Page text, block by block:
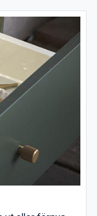
sådant du
om
som passar dig.